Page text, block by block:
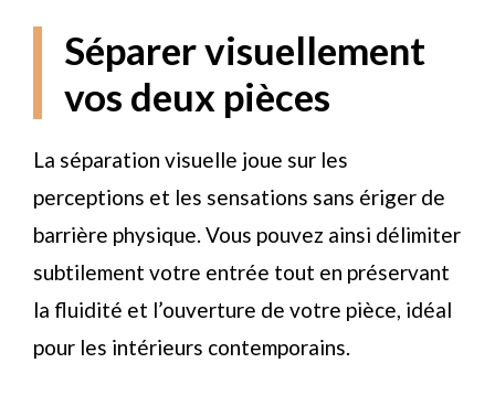
Séparer visuellement
vos deux pièces
La séparation visuelle joue sur les
perceptions et les sensations sans ériger de
barrière physique. Vous pouvez ainsi délimiter
subtilement votre entrée tout en préservant
la fluidité et l’ouverture de votre pièce, idéal
pour les intérieurs contemporains.